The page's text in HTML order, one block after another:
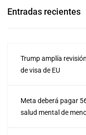
Entradas recientes
Trump amplía
de visa de EU
Meta deberá pagar
salud mental de